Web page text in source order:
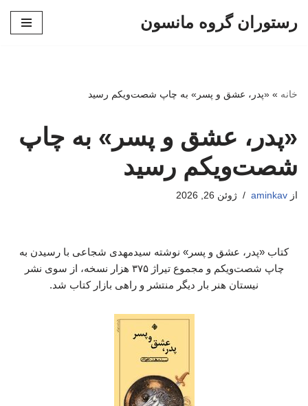
رستوران گروه مانسون
خانه » «پدر، عشق و پسر» به چاپ شصت‌ویکم رسید
«پدر، عشق و پسر» به چاپ
شصت‌ویکم رسید
از aminkav ژوئن 26, 2026
کتاب «پدر، عشق و پسر» نوشته سیدمهدی شجاعی با رسیدن به
چاپ شصت‌ویکم و مجموع تیراژ ۳۷۵ هزار نسخه، از سوی نشر
نیستان هنر بار دیگر منتشر و راهی بازار کتاب شد.